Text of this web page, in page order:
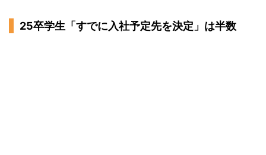
25卒学生「すでに入社予定先を決定」は半数